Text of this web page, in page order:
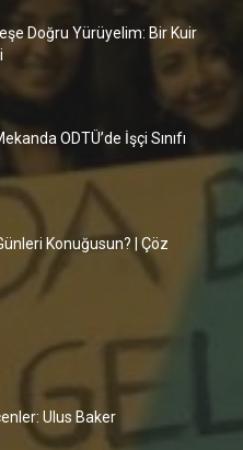
Doğru Yürüyelim: Bir Kuir
ODTÜ’de İşçi Sınıfı
Konuğusun? | Çöz
Ulus Baker